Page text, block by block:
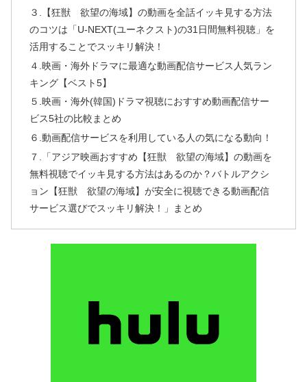
３.【狂獣 欲望の海域】の動画を全話イッキ見する方法
のコツは「U-NEXT(ユーネクスト)の31日間無料視聴」を
活用することでスッキリ解決！
４.映画・海外ドラマに最適な動画配信サービス人気ラン
キング【ベスト5】
５.映画・海外(韓国)ドラマ視聴におすすめ動画配信サー
ビス5社の比較まとめ
６.動画配信サービスを利用している人の気になる動向！
７.「アジア映画おすすめ【狂獣 欲望の海域】の動画を
無料視聴でイッキ見する方法はあるのか？バトルアクシ
ョン【狂獣 欲望の海域】が安全に視聴できる動画配信
サービス選びでスッキリ解決！」まとめ